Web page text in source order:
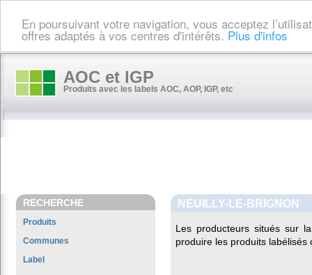
En poursuivant votre navigation, vous acceptez
offres adaptés à vos centres d'intérêts. Plus d'infos
AOC et IGP
Produits avec les labels AOC, AOP, IGP, etc
RECHERCHE
Produits
Communes
Label
NEUILLY-LE-BRIGNON
Les producteurs situés sur
produire les produits labélisés